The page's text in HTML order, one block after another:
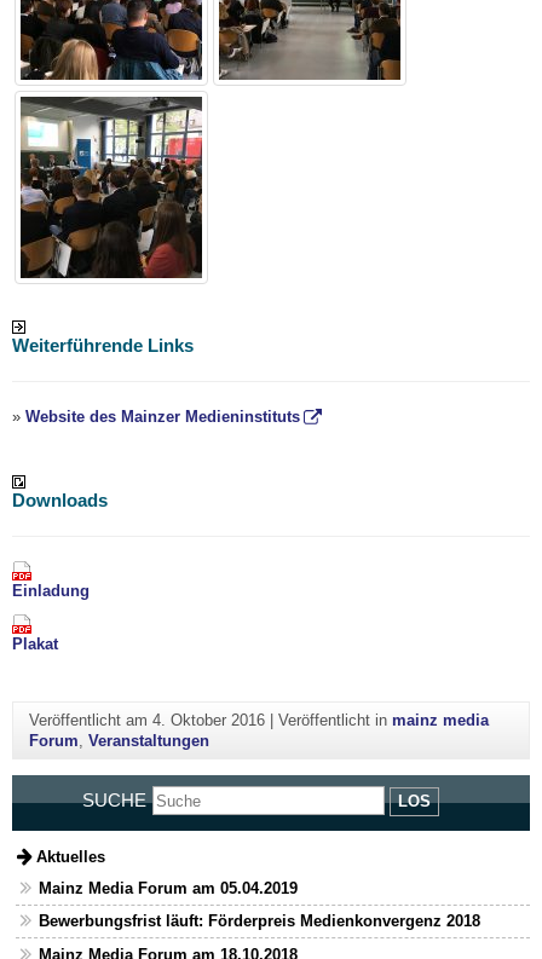
Weiterführende Links
» Website des Mainzer Medieninstituts
Downloads
Einladung
Plakat
Veröffentlicht am 4. Oktober 2016| Veröffentlicht in mainz media
Forum, Veranstaltungen
SUCHE LOS
Aktuelles
Mainz Media Forum am 05.04.2019
Bewerbungsfrist läuft: Förderpreis Medienkonvergenz 2018
Mainz Media Forum am 18.10.2018